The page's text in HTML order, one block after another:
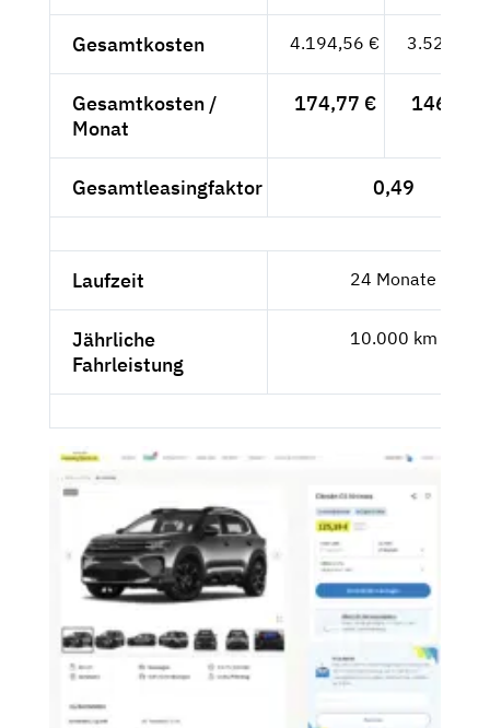
Gesamtkosten 4.194,56 € 3.524,84
Gesamtkosten /
Monat
174,77 € 146,87
Gesamtleasingfaktor 0,49
Laufzeit 24 Monate
Jährliche
Fahrleistung
10.000 km